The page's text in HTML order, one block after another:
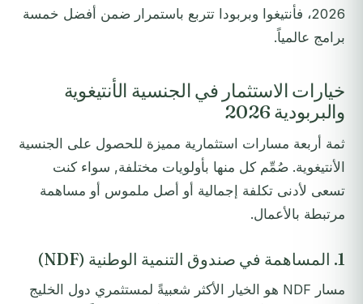
2026، فأنتيغوا وبربودا تتربع باستمرار ضمن أفضل خمسة
برامج عالمياً.
خيارات الاستثمار في الجنسية الأنتيغوية
والبربودية 2026
ثمة أربعة مسارات استثمارية مميزة للحصول على الجنسية
الأنتيغوية. صُمِّم كل منها بأولويات مختلفة, سواء كنت
تسعى لأدنى تكلفة إجمالية أو أصل ملموس أو مساهمة
مرتبطة بالأعمال.
1. المساهمة في صندوق التنمية الوطنية (NDF)
مسار NDF هو الخيار الأكثر شعبيةً لمستثمري دول الخليج